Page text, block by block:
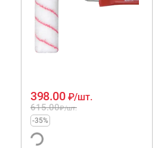
615.00₽/шт.
398.00 ₽/шт.
-35%